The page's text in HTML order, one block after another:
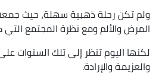
ولم تكن رحلة ذهبية سهلة، حيث
المرض والألم ومع نظرة المجتمع التي
لكنها اليوم تنظر إلى تلك السنوات
والعزيمة والإرادة.